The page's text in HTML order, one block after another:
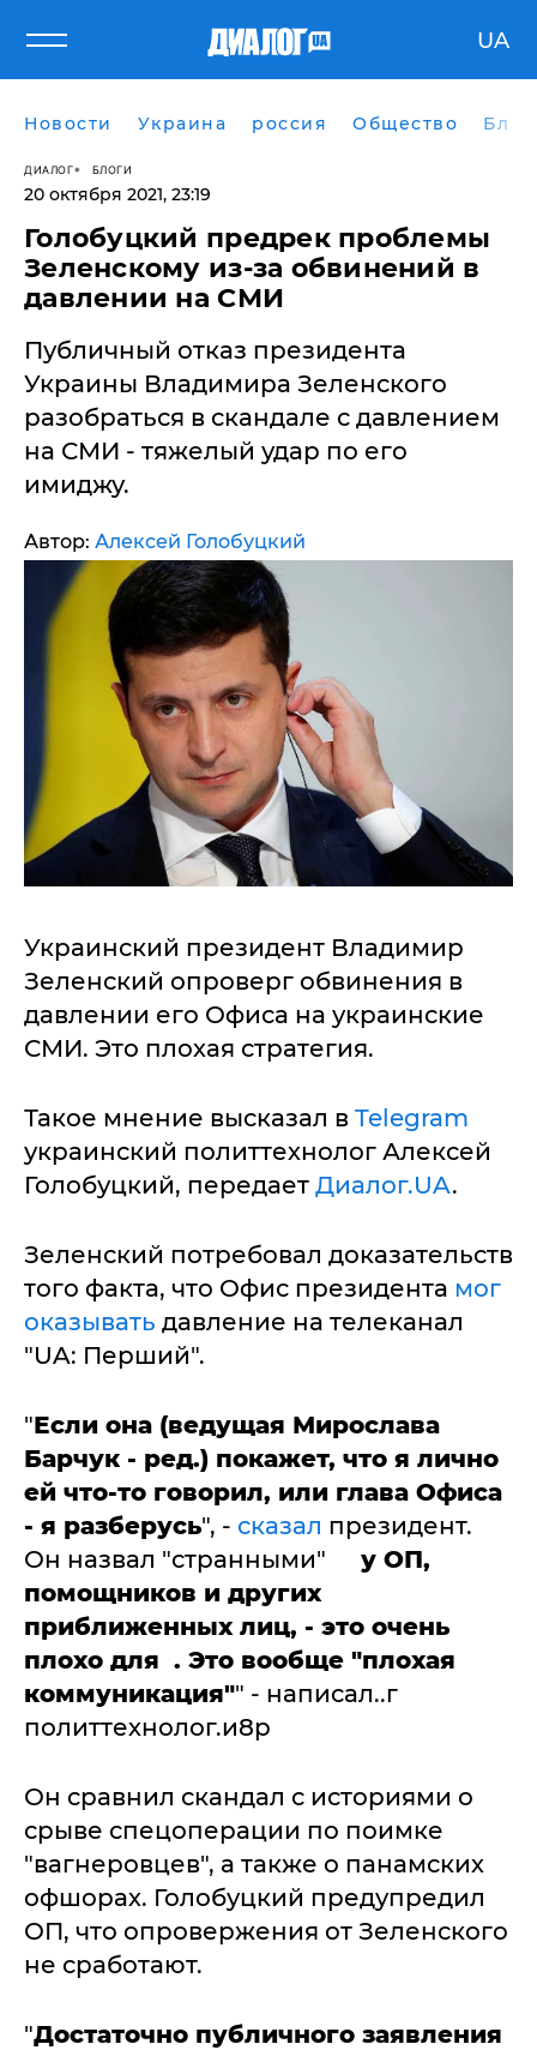
UA
Новости Украина россия Общество
ДИАЛОГ БЛОГИ
20 октября 2021, 23:19
​Голобуцкий предрек проблемы
Зеленскому из-за обвинений в
давлении на СМИ
Публичный отказ президента
Украины Владимира Зеленского
разобраться в скандале с давлением
на СМИ - тяжелый удар по его
имиджу.
Автор: Алексей Голобуцкий
Украинский президент Владимир
Зеленский опроверг обвинения в
давлении его Офиса на украинские
СМИ. Это плохая стратегия.
Такое мнение высказал в Telegram
украинский политтехнолог Алексей
Голобуцкий, передает Диалог.UA.
Зеленский потребовал доказательств
того факта, что Офис президента мог
оказывать давление на телеканал
"UA: Перший".
"Если она (ведущая Мирослава
Барчук - ред.) покажет, что я лично
ей что-то говорил, или глава Офиса
- я разберусь", - сказал президент.
Он назвал "странными"
у ОП,
помощников и других
приближенных лиц, - это очень
плохо для . Это вообще "плохая
коммуникация"" - написал..г
политтехнолог.и8р
Он сравнил скандал с историями о
срыве спецоперации по поимке
"вагнеровцев", а также о панамских
офшорах. Голобуцкий предупредил
ОП, что опровержения от Зеленского
не сработают.
"Достаточно публичного заявления